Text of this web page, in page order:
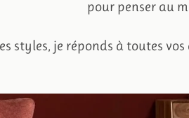
pour penser au
styles, je réponds à toutes